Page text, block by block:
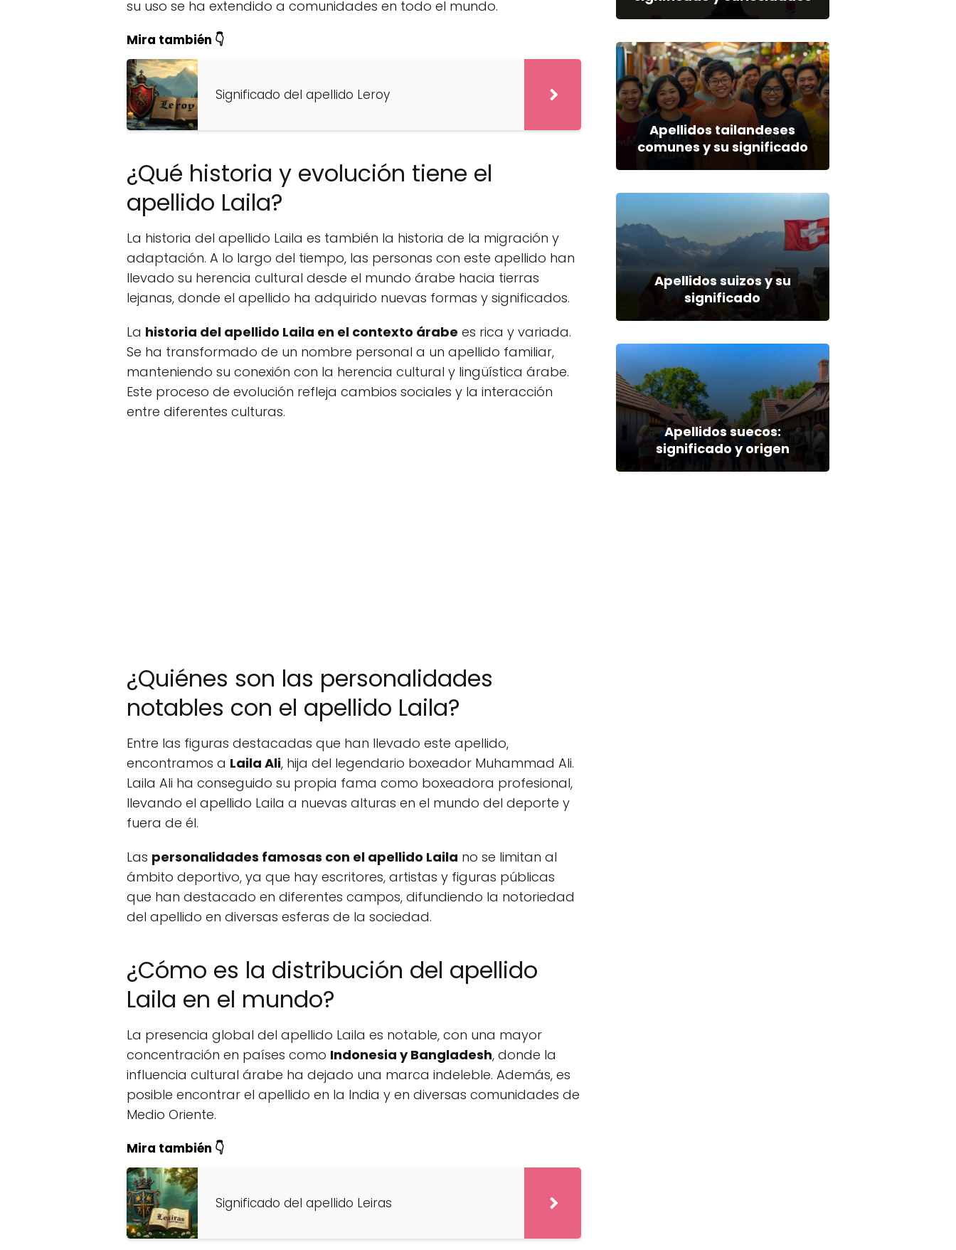
su uso se ha extendido a comunidades en todo el mundo.
Mira también 👇
Significado del apellido Leroy
¿Qué historia y evolución tiene el
apellido Laila?
La historia del apellido Laila es también la historia de la migración y
adaptación. A lo largo del tiempo, las personas con este apellido han
llevado su herencia cultural desde el mundo árabe hacia tierras
lejanas, donde el apellido ha adquirido nuevas formas y significados.
La historia del apellido Laila en el contexto árabe es rica y variada.
Se ha transformado de un nombre personal a un apellido familiar,
manteniendo su conexión con la herencia cultural y lingüística árabe.
Este proceso de evolución refleja cambios sociales y la interacción
entre diferentes culturas.
¿Quiénes son las personalidades
notables con el apellido Laila?
Entre las figuras destacadas que han llevado este apellido,
encontramos a Laila Ali, hija del legendario boxeador Muhammad Ali.
Laila Ali ha conseguido su propia fama como boxeadora profesional,
llevando el apellido Laila a nuevas alturas en el mundo del deporte y
fuera de él.
Las personalidades famosas con el apellido Laila no se limitan al
ámbito deportivo, ya que hay escritores, artistas y figuras públicas
que han destacado en diferentes campos, difundiendo la notoriedad
del apellido en diversas esferas de la sociedad.
¿Cómo es la distribución del apellido
Laila en el mundo?
La presencia global del apellido Laila es notable, con una mayor
concentración en países como Indonesia y Bangladesh, donde la
influencia cultural árabe ha dejado una marca indeleble. Además, es
posible encontrar el apellido en la India y en diversas comunidades de
Medio Oriente.
Mira también 👇
Significado del apellido Leiras
Apellidos tailandeses
comunes y su significado
Apellidos suizos y su
significado
Apellidos suecos:
significado y origen